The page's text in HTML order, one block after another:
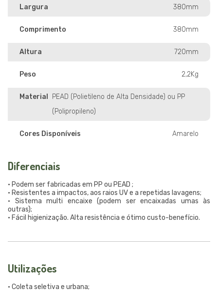
Largura 380mm
Comprimento 380mm
Altura 720mm
Peso 2,2Kg
Material
PEAD (Polietileno de Alta Densidade) ou PP
(Polipropileno)
Cores Disponíveis Amarelo
Diferenciais
• Podem ser fabricadas em PP ou PEAD ;
• Resistentes a impactos, aos raios UV e a repetidas lavagens;
• Sistema multi encaixe (podem ser encaixadas umas às
outras);
• Fácil higienização. Alta resistência e ótimo custo-benefício.
Utilizações
• Coleta seletiva e urbana;